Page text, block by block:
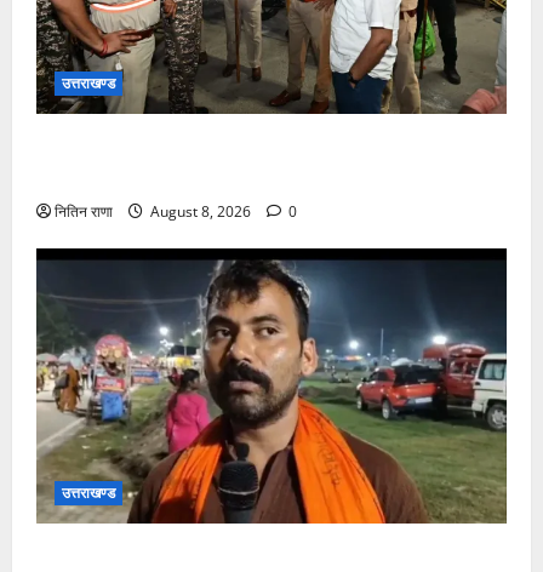
उत्तराखण्ड
नितिन राणा August 8, 2026 0
उत्तराखण्ड